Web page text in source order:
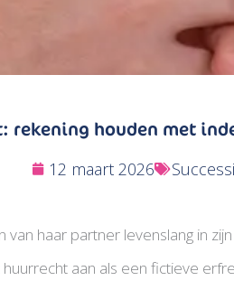
rekening houden met
12 maart 2026
van haar partner levenslang in
aan als een fictieve